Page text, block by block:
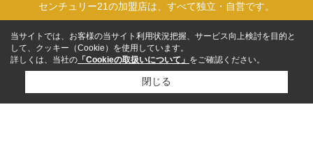
センチュリー21の加盟店は、すべて独立・自営です。
当サイトでは、お客様の当サイト利用状況把握、サービス向上検討を目的と
して、クッキー（Cookie）を使用しています。
詳しくは、当社の 「Cookieの取扱いについて」 をご確認ください。
閉じる